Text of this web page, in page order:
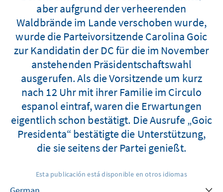
aber aufgrund der verheerenden
Waldbrände im Lande verschoben wurde,
wurde die Parteivorsitzende Carolina Goic
zur Kandidatin der DC für die im November
anstehenden Präsidentschaftswahl
ausgerufen. Als die Vorsitzende um kurz
nach 12 Uhr mit ihrer Familie im Circulo
espanol eintraf, waren die Erwartungen
eigentlich schon bestätigt. Die Ausrufe „Goic
Presidenta“ bestätigte die Unterstützung,
die sie seitens der Partei genießt.
Esta publicación está disponible en otros idiomas